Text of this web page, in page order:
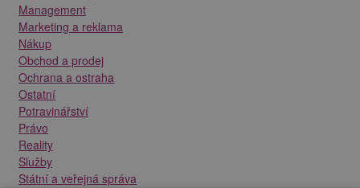
Management
Marketing a reklama
Nákup
Obchod a prodej
Ochrana a ostraha
Ostatní
Potravinářství
Právo
Reality
Služby
Státní a veřejná správa